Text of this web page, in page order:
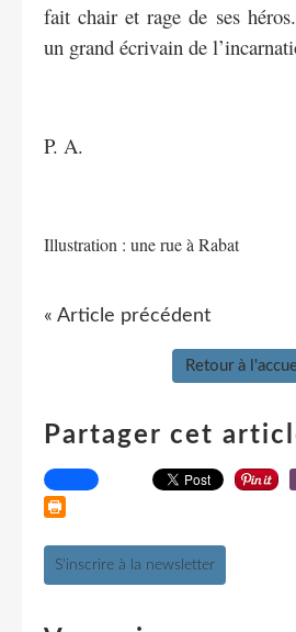
fait chair et rage de ses
un grand écrivain de
P. A.
Illustration : une rue à Rabat
« Article précédent
Retour à
Partager cet
S'inscrire à la newsletter